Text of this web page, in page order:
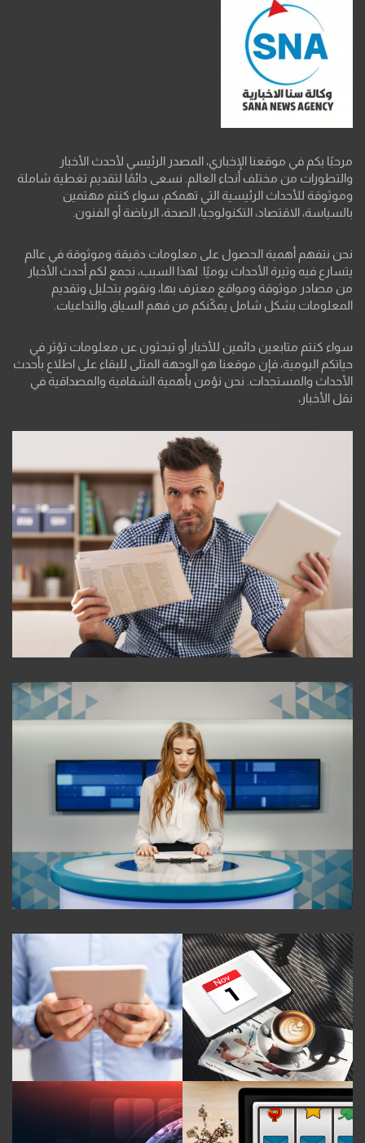
مرحبًا بكم في موقعنا الإخباري، المصدر الرئيسي لأحدث الأخبار
والتطورات من مختلف أنحاء العالم. نسعى دائمًا لتقديم تغطية شاملة
وموثوقة للأحداث الرئيسية التي تهمكم، سواء كنتم مهتمين
بالسياسة، الاقتصاد، التكنولوجيا، الصحة، الرياضة أو الفنون.
نحن نتفهم أهمية الحصول على معلومات دقيقة وموثوقة في عالم
يتسارع فيه وتيرة الأحداث يوميًا. لهذا السبب، نجمع لكم أحدث الأخبار
من مصادر موثوقة ومواقع معترف بها، ونقوم بتحليل وتقديم
المعلومات بشكل شامل يمكّنكم من فهم السياق والتداعيات.
سواء كنتم متابعين دائمين للأخبار أو تبحثون عن معلومات تؤثر في
حياتكم اليومية، فإن موقعنا هو الوجهة المثلى للبقاء على اطلاع بأحدث
الأحداث والمستجدات. نحن نؤمن بأهمية الشفافية والمصداقية في
نقل الأخبار،